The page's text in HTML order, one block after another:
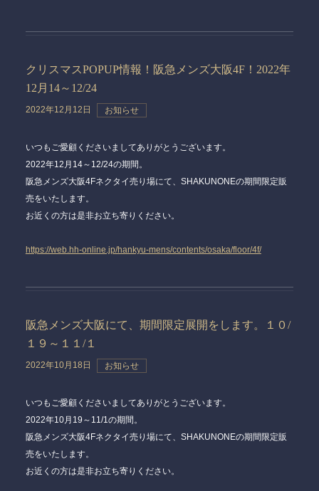
クリスマスPOPUP情報！阪急メンズ大阪4F！2022年
12月14～12/24
2022年12月12日 お知らせ
いつもご愛顧くださいましてありがとうございます。
2022年12月14～12/24の期間。
阪急メンズ大阪4Fネクタイ売り場にて、SHAKUNONEの期間限定販
売をいたします。
お近くの方は是非お立ち寄りください。
https://web.hh-online.jp/hankyu-mens/contents/osaka/floor/4f/
阪急メンズ大阪にて、期間限定展開をします。１０/
１９～１１/１
2022年10月18日 お知らせ
いつもご愛顧くださいましてありがとうございます。
2022年10月19～11/1の期間。
阪急メンズ大阪4Fネクタイ売り場にて、SHAKUNONEの期間限定販
売をいたします。
お近くの方は是非お立ち寄りください。